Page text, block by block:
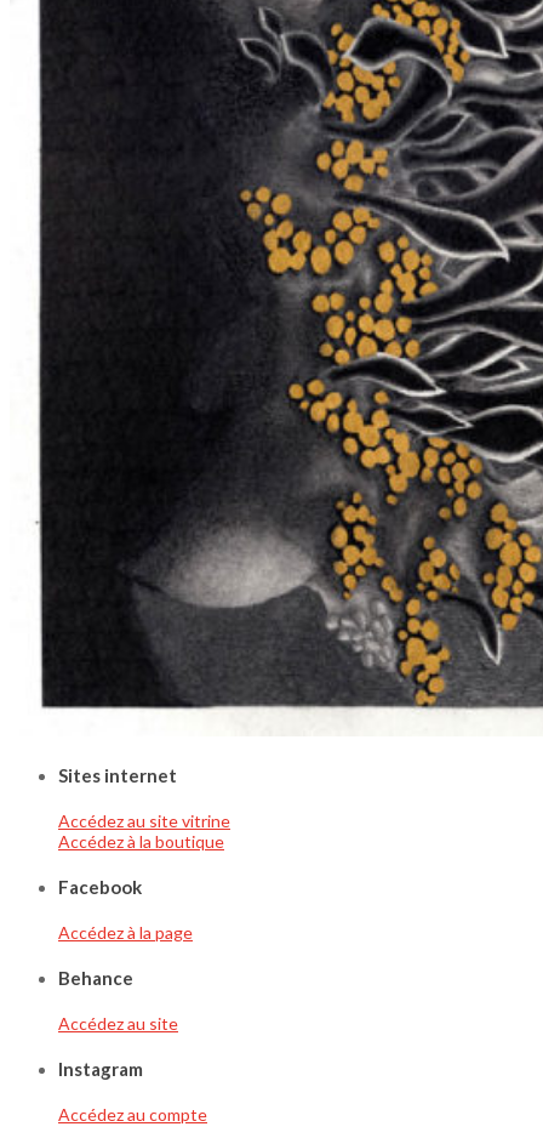
Sites internet
Accédez au site vitrine
Accédez à la boutique
Facebook
Accédez à la page
Behance
Accédez au site
Instagram
Accédez au compte